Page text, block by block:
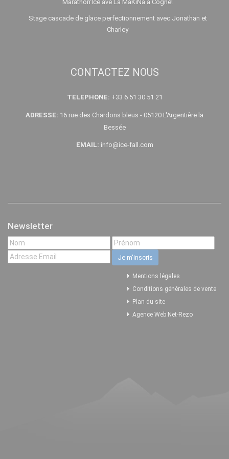
Marathon'Ice avé La MaKiNa à Cogne!
Stage cascade de glace perfectionnement avec Jonathan et
Charley
CONTACTEZ NOUS
TELEPHONE: +33 6 51 30 51 21
ADRESSE: 16 rue des Chardons bleus - 05120 L'Argentière la
Bessée
EMAIL: info@ice-fall.com
Newsletter
Mentions légales
Conditions générales de vente
Plan du site
Agence Web Net-Rezo